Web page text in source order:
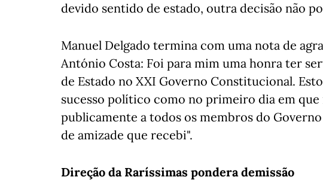
devido sentido de estado, outra decisão não
Manuel Delgado termina com uma nota de
António Costa: Foi para mim uma honra ter
de Estado no XXI Governo Constitucional.
sucesso político como no primeiro dia em
publicamente a todos os membros do
de amizade que recebi".
Direção da Raríssimas pondera demissão